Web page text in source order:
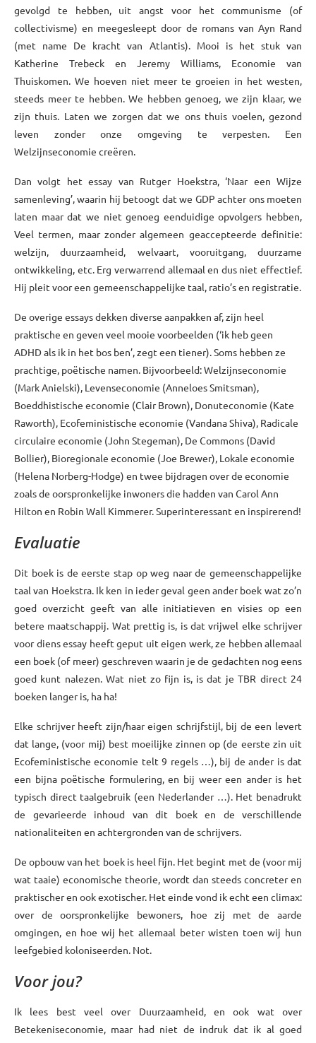
gevolgd te hebben, uit angst voor het communisme (of
collectivisme) en meegesleept door de romans van Ayn Rand
(met name De kracht van Atlantis). Mooi is het stuk van
Katherine Trebeck en Jeremy Williams, Economie van
Thuiskomen. We hoeven niet meer te groeien in het westen,
steeds meer te hebben. We hebben genoeg, we zijn klaar, we
zijn thuis. Laten we zorgen dat we ons thuis voelen, gezond
leven zonder onze omgeving te verpesten. Een
Welzijnseconomie creëren.
Dan volgt het essay van Rutger Hoekstra, ‘Naar een Wijze
samenleving’, waarin hij betoogt dat we GDP achter ons moeten
laten maar dat we niet genoeg eenduidige opvolgers hebben,
Veel termen, maar zonder algemeen geaccepteerde definitie:
welzijn, duurzaamheid, welvaart, vooruitgang, duurzame
ontwikkeling, etc. Erg verwarrend allemaal en dus niet effectief.
Hij pleit voor een gemeenschappelijke taal, ratio’s en registratie.
De overige essays dekken diverse aanpakken af, zijn heel
praktische en geven veel mooie voorbeelden (‘ik heb geen
ADHD als ik in het bos ben’, zegt een tiener). Soms hebben ze
prachtige, poëtische namen. Bijvoorbeeld: Welzijnseconomie
(Mark Anielski), Levenseconomie (Anneloes Smitsman),
Boeddhistische economie (Clair Brown), Donuteconomie (Kate
Raworth), Ecofeministische economie (Vandana Shiva), Radicale
circulaire economie (John Stegeman), De Commons (David
Bollier), Bioregionale economie (Joe Brewer), Lokale economie
(Helena Norberg-Hodge) en twee bijdragen over de economie
zoals de oorspronkelijke inwoners die hadden van Carol Ann
Hilton en Robin Wall Kimmerer. Superinteressant en inspirerend!
Evaluatie
Dit boek is de eerste stap op weg naar de gemeenschappelijke
taal van Hoekstra. Ik ken in ieder geval geen ander boek wat zo’n
goed overzicht geeft van alle initiatieven en visies op een
betere maatschappij. Wat prettig is, is dat vrijwel elke schrijver
voor diens essay heeft geput uit eigen werk, ze hebben allemaal
een boek (of meer) geschreven waarin je de gedachten nog eens
goed kunt nalezen. Wat niet zo fijn is, is dat je TBR direct 24
boeken langer is, ha ha!
Elke schrijver heeft zijn/haar eigen schrijfstijl, bij de een levert
dat lange, (voor mij) best moeilijke zinnen op (de eerste zin uit
Ecofeministische economie telt 9 regels …), bij de ander is dat
een bijna poëtische formulering, en bij weer een ander is het
typisch direct taalgebruik (een Nederlander …). Het benadrukt
de gevarieerde inhoud van dit boek en de verschillende
nationaliteiten en achtergronden van de schrijvers.
De opbouw van het boek is heel fijn. Het begint met de (voor mij
wat taaie) economische theorie, wordt dan steeds concreter en
praktischer en ook exotischer. Het einde vond ik echt een climax:
over de oorspronkelijke bewoners, hoe zij met de aarde
omgingen, en hoe wij het allemaal beter wisten toen wij hun
leefgebied koloniseerden. Not.
Voor jou?
Ik lees best veel over Duurzaamheid, en ook wat over
Betekeniseconomie, maar had niet de indruk dat ik al goed